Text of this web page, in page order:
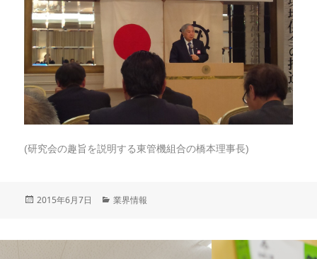
(研究会の趣旨を説明する東管機組合の橋本理事長)
投
2015年6月7日
カ
リ
業界情報